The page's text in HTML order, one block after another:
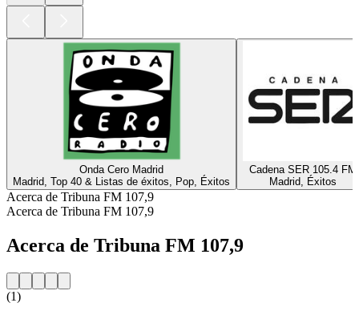
Onda Cero Madrid
Madrid, Top 40 & Listas de éxitos, Pop, Éxitos
Cadena SER 105.4 FM
Madrid, Éxitos
Acerca de Tribuna FM 107,9
Acerca de Tribuna FM 107,9
Acerca de Tribuna FM 107,9
(1)